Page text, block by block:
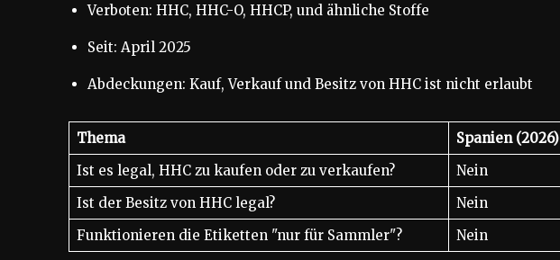
Verboten: HHC, HHC-O, HHCP, und ähnliche Stoffe
Seit: April 2025
Abdeckungen: Kauf, Verkauf und Besitz von HHC ist nicht erlaubt
Thema
Spanien (2026)
Ist es legal, HHC zu kaufen oder zu verkaufen?
Nein
Ist der Besitz von HHC legal?
Nein
Funktionieren die Etiketten "nur für Sammler"?
Nein